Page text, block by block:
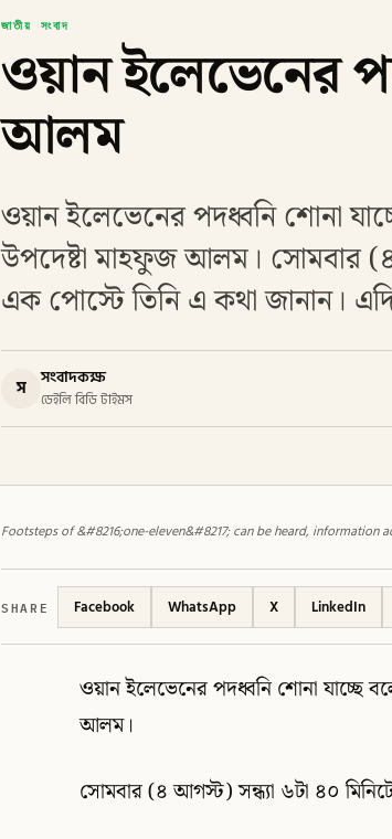
জাতীয় সংবাদ
ওয়ান ইলেভেনের
আলম
ওয়ান ইলেভেনের পদধ্বনি শোনা
উপদেষ্টা মাহফুজ আলম। সোমবার
এক পোস্টে তিনি এ কথা জানান।
স সংবাদকক্ষ
ডেইলি বিডি টাইমস
Footsteps of &#8216;one-eleven&#8217; can be heard, information
SHARE Facebook WhatsApp X LinkedIn
ওয়ান ইলেভেনের পদধ্বনি শোনা যাচ্ছে
আলম।
সোমবার (৪ আগস্ট) সন্ধ্যা ৬টা ৪০